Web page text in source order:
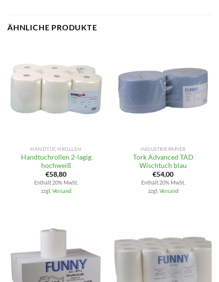
ÄHNLICHE PRODUKTE
HANDTUCHROLLEN
Handtuchrollen 2-lagig
hochweiß
€58,80
Enthält 20% MwSt.
zzgl. Versand
INDUSTRIEPAPIER
Tork Advanced TAD
Wischtuch blau
€54,00
Enthält 20% MwSt.
zzgl. Versand